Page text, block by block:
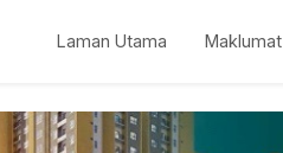
Laman Utama Maklumat